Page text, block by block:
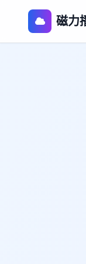
磁力